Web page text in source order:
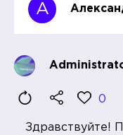
А
0
Здравствуйте!